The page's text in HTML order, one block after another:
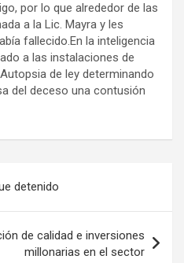
por lo que alrededor de las
a la Lic. Mayra y les
fallecido.En la inteligencia
a las instalaciones de
de ley determinando
del deceso una contusión
detenido
de calidad e inversiones
millonarias en el sector